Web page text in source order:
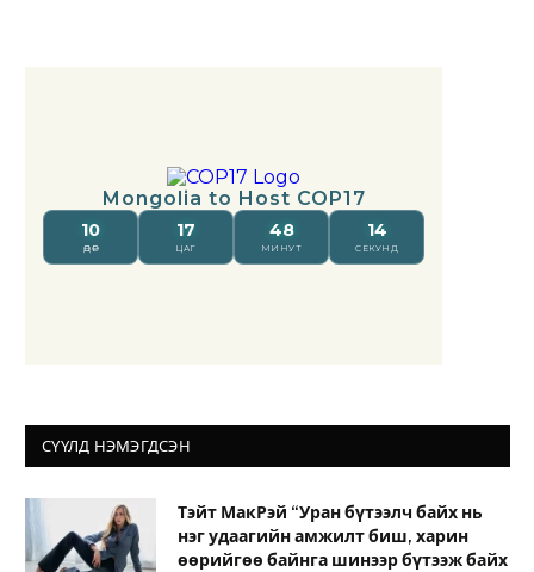
СҮҮЛД НЭМЭГДСЭН
Тэйт МакРэй “Уран бүтээлч байх нь
нэг удаагийн амжилт биш, харин
өөрийгөө байнга шинээр бүтээж байх